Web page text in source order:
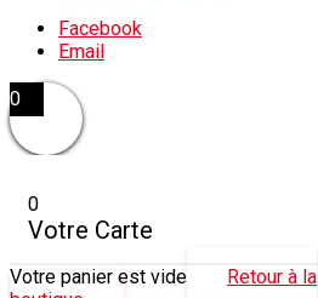
Facebook
Email
0
0
Votre Carte
Votre panier est vide
Retour à la